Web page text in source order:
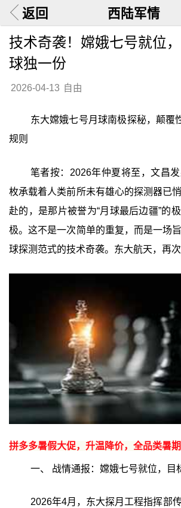
返回 西陆军情
技术奇袭！嫦娥七号就位
球独一份
2026-04-13 自由
东大嫦娥七号月球南极探秘，颠覆
规则
笔者按：2026年仲夏将至，文昌
枚承载着人类前所未有雄心的探测器已
赴的，是那片被誉为“月球最后边疆”
极。这不是一次简单的重复，而是一场
球探测范式的技术奇袭。东大航天，再次
拼多多暑假大促，升温降价，全品类暑
一、 战情通报：嫦娥七号就位，目
2026年4月，东大探月工程指挥部